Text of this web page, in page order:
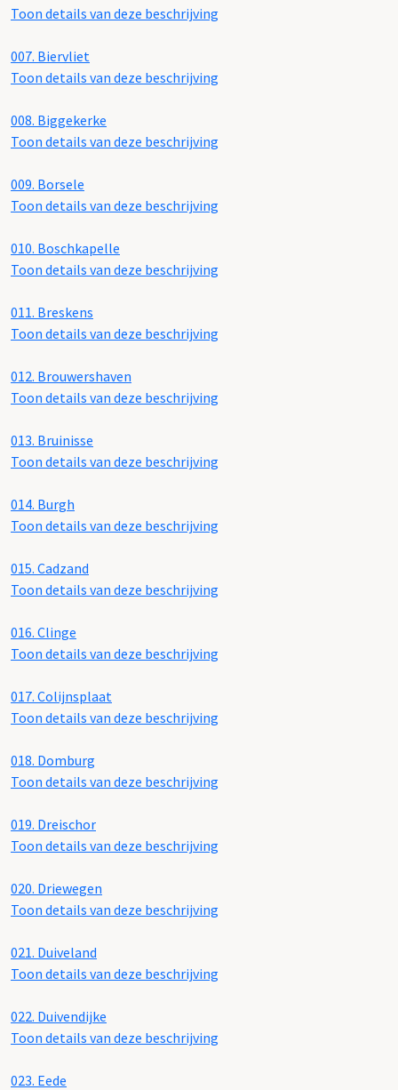
Toon details van deze beschrijving
007. Biervliet
Toon details van deze beschrijving
008. Biggekerke
Toon details van deze beschrijving
009. Borsele
Toon details van deze beschrijving
010. Boschkapelle
Toon details van deze beschrijving
011. Breskens
Toon details van deze beschrijving
012. Brouwershaven
Toon details van deze beschrijving
013. Bruinisse
Toon details van deze beschrijving
014. Burgh
Toon details van deze beschrijving
015. Cadzand
Toon details van deze beschrijving
016. Clinge
Toon details van deze beschrijving
017. Colijnsplaat
Toon details van deze beschrijving
018. Domburg
Toon details van deze beschrijving
019. Dreischor
Toon details van deze beschrijving
020. Driewegen
Toon details van deze beschrijving
021. Duiveland
Toon details van deze beschrijving
022. Duivendijke
Toon details van deze beschrijving
023. Eede